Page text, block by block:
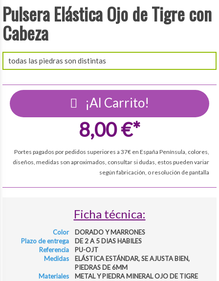
Pulsera Elástica Ojo de Tigre con
Cabeza
todas las piedras son distintas
¡Al Carrito!
8,00 €*
Portes pagados por pedidos superiores a 37€ en España Península, colores,
diseños, medidas son aproximados, consultar si dudas, estos pueden variar
según fabricación, o resolución de pantalla
Ficha técnica:
Color
DORADO Y MARRONES
Plazo de entrega
DE 2 A 5 DIAS HABILES
Referencia
PU-OJT
Medidas
ELÁSTICA ESTÁNDAR, SE AJUSTA BIEN,
PIEDRAS DE 6MM
Materiales
METAL Y PIEDRA MINERAL OJO DE TIGRE